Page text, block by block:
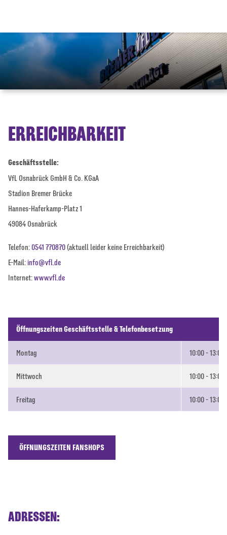
ERREICHBARKEIT
Geschäftsstelle:
VfL Osnabrück GmbH & Co. KGaA
Stadion Bremer Brücke
Hannes-Haferkamp-Platz 1
49084 Osnabrück
Telefon:0541 770870(aktuell leider keine Erreichbarkeit)
E-Mail: info@vfl.de
Internet:www.vfl.de
Öffnungszeiten Geschäftsstelle & Telefonbesetzung
Montag 10:00 - 13:00
Mittwoch 10:00 - 13:00
Freitag 10:00 - 13:00
ÖFFNUNGSZEITEN FANSHOPS
ADRESSEN: